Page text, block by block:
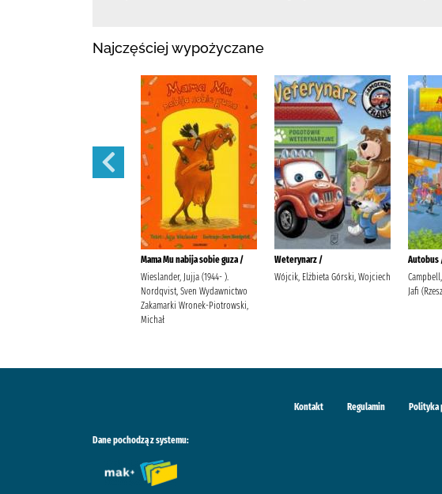
Najczęściej wypożyczane
Mama Mu nabija sobie guza /
Wieslander, Jujja (1944- ).
Nordqvist, Sven Wydawnictwo
Zakamarki Wronek-Piotrowski,
Michał
Weterynarz /
Wójcik, Elżbieta Górski, Wojciech
Autobus
Jafi
Kontakt Regulamin Polityka
Dane pochodzą z systemu: